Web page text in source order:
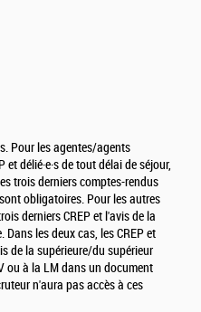
Pour les agentes/agents
délié·e·s de tout délai de séjour,
trois derniers comptes-rendus
obligatoires. Pour les autres
derniers CREP et l'avis de la
les deux cas, les CREP et
de la supérieure/du supérieur
ou à la LM dans un document
n'aura pas accès à ces